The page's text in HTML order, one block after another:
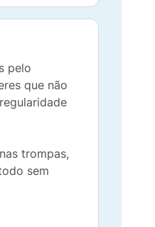
pelo
que não
trompas,
sem